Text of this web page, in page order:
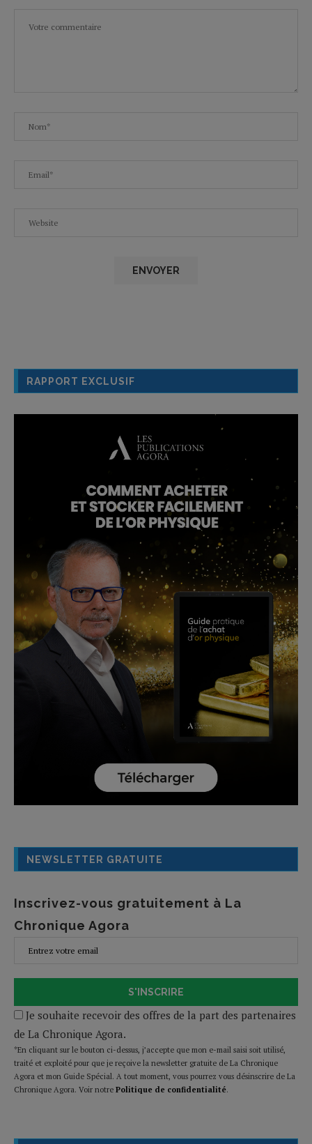
RAPPORT EXCLUSIF
NEWSLETTER GRATUITE
Inscrivez-vous gratuitement à La
Chronique Agora
S'INSCRIRE
Je souhaite recevoir des offres de la part des partenaires
de La Chronique Agora.
*En cliquant sur le bouton ci-dessus, j’accepte que mon e-mail saisi soit utilisé,
traité et exploité pour que je reçoive la newsletter gratuite de La Chronique
Agora et mon Guide Spécial. A tout moment, vous pourrez vous désinscrire de La
Chronique Agora. Voir notre Politique de confidentialité.